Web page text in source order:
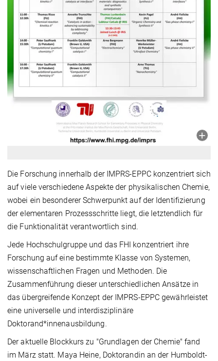
Die Forschung innerhalb der IMPRS-EPPC konzentriert sich
auf viele verschiedene Aspekte der physikalischen Chemie,
wobei ein besonderer Schwerpunkt auf der Identifizierung
der elementaren Prozessschritte liegt, die letztendlich für
die Funktionalität verantwortlich sind.
Jede Hochschulgruppe und das FHI konzentriert ihre
Forschung auf eine bestimmte Klasse von Systemen,
wissenschaftlichen Fragen und Methoden. Die
Zusammenführung dieser unterschiedlichen Ansätze in
das übergreifende Konzept der IMPRS-EPPC gewährleistet
eine universelle und interdisziplinäre
Doktorand*innenausbildung.
Der aktuelle Blockkurs zu "Grundlagen der Chemie" fand
im März statt. Maya Heine, Doktorandin an der Humboldt-